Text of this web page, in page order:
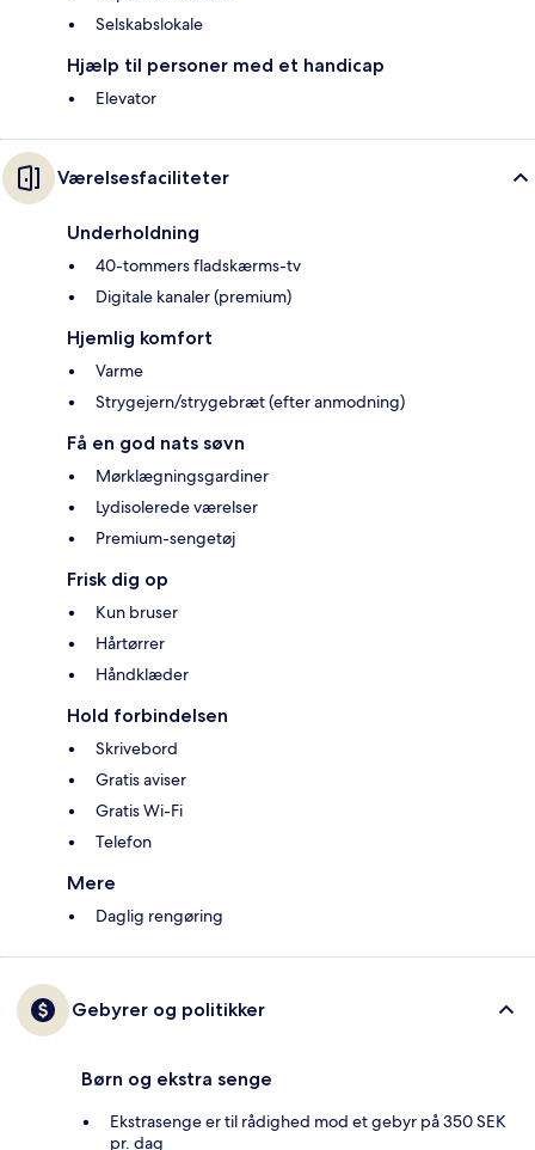
Selskabslokale
Hjælp til personer med et handicap
Elevator
Værelsesfaciliteter
Underholdning
40-tommers fladskærms-tv
Digitale kanaler (premium)
Hjemlig komfort
Varme
Strygejern/strygebræt (efter anmodning)
Få en god nats søvn
Mørklægningsgardiner
Lydisolerede værelser
Premium-sengetøj
Frisk dig op
Kun bruser
Hårtørrer
Håndklæder
Hold forbindelsen
Skrivebord
Gratis aviser
Gratis Wi-Fi
Telefon
Mere
Daglig rengøring
Gebyrer og politikker
Børn og ekstra senge
Ekstrasenge er til rådighed mod et gebyr på 350 SEK
pr. dag